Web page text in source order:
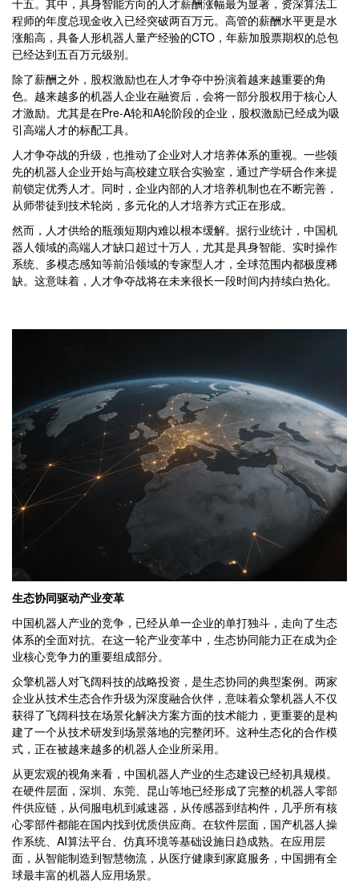
十五。其中，具身智能方向的人才薪酬涨幅最为显著，资深算法工
程师的年度总现金收入已经突破两百万元。高管的薪酬水平更是水
涨船高，具备人形机器人量产经验的CTO，年薪加股票期权的总包
已经达到五百万元级别。
除了薪酬之外，股权激励也在人才争夺中扮演着越来越重要的角
色。越来越多的机器人企业在融资后，会将一部分股权用于核心人
才激励。尤其是在Pre-A轮和A轮阶段的企业，股权激励已经成为吸
引高端人才的标配工具。
人才争夺战的升级，也推动了企业对人才培养体系的重视。一些领
先的机器人企业开始与高校建立联合实验室，通过产学研合作来提
前锁定优秀人才。同时，企业内部的人才培养机制也在不断完善，
从师带徒到技术轮岗，多元化的人才培养方式正在形成。
然而，人才供给的瓶颈短期内难以根本缓解。据行业统计，中国机
器人领域的高端人才缺口超过十万人，尤其是具身智能、实时操作
系统、多模态感知等前沿领域的专家型人才，全球范围内都极度稀
缺。这意味着，人才争夺战将在未来很长一段时间内持续白热化。
生态协同驱动产业变革
中国机器人产业的竞争，已经从单一企业的单打独斗，走向了生态
体系的全面对抗。在这一轮产业变革中，生态协同能力正在成为企
业核心竞争力的重要组成部分。
众擎机器人对飞阔科技的战略投资，是生态协同的典型案例。两家
企业从技术生态合作升级为深度融合伙伴，意味着众擎机器人不仅
获得了飞阔科技在场景化解决方案方面的技术能力，更重要的是构
建了一个从技术研发到场景落地的完整闭环。这种生态化的合作模
式，正在被越来越多的机器人企业所采用。
从更宏观的视角来看，中国机器人产业的生态建设已经初具规模。
在硬件层面，深圳、东莞、昆山等地已经形成了完整的机器人零部
件供应链，从伺服电机到减速器，从传感器到结构件，几乎所有核
心零部件都能在国内找到优质供应商。在软件层面，国产机器人操
作系统、AI算法平台、仿真环境等基础设施日趋成熟。在应用层
面，从智能制造到智慧物流，从医疗健康到家庭服务，中国拥有全
球最丰富的机器人应用场景。